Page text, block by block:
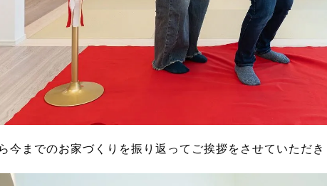
今までのお家づくりを振り返ってご挨拶をさせていただき